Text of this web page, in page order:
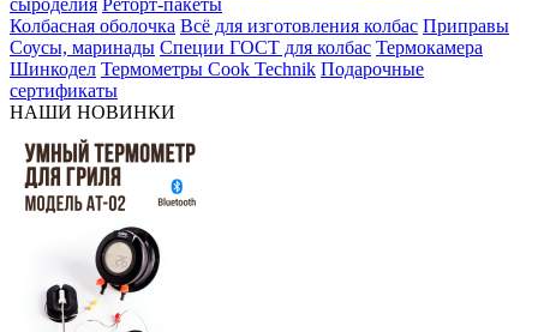
сыроделия Реторт-пакеты
Колбасная оболочка Всё для изготовления колбас Приправы
Соусы, маринады Специи ГОСТ для колбас Термокамера
Шинкодел Термометры Cook Technik Подарочные
сертификаты
НАШИ НОВИНКИ